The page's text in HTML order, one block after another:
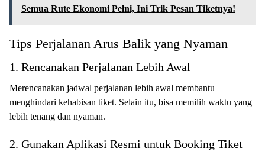
Semua Rute Ekonomi Pelni, Ini Trik Pesan Tiketnya!
Tips Perjalanan Arus Balik yang Nyaman
1. Rencanakan Perjalanan Lebih Awal
Merencanakan jadwal perjalanan lebih awal membantu
menghindari kehabisan tiket. Selain itu, bisa memilih waktu yang
lebih tenang dan nyaman.
2. Gunakan Aplikasi Resmi untuk Booking Tiket